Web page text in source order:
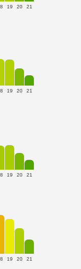
19 20 21
19 20 21
19 20 21
19 20 21